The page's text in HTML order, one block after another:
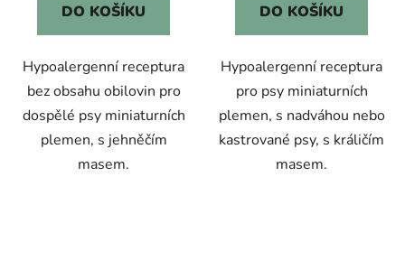
DO KOŠÍKU
Hypoalergenní receptura
bez obsahu obilovin pro
dospělé psy miniaturních
plemen, s jehněčím
masem.
DO KOŠÍKU
Hypoalergenní receptura
pro psy miniaturních
plemen, s nadváhou nebo
kastrované psy, s králičím
masem.